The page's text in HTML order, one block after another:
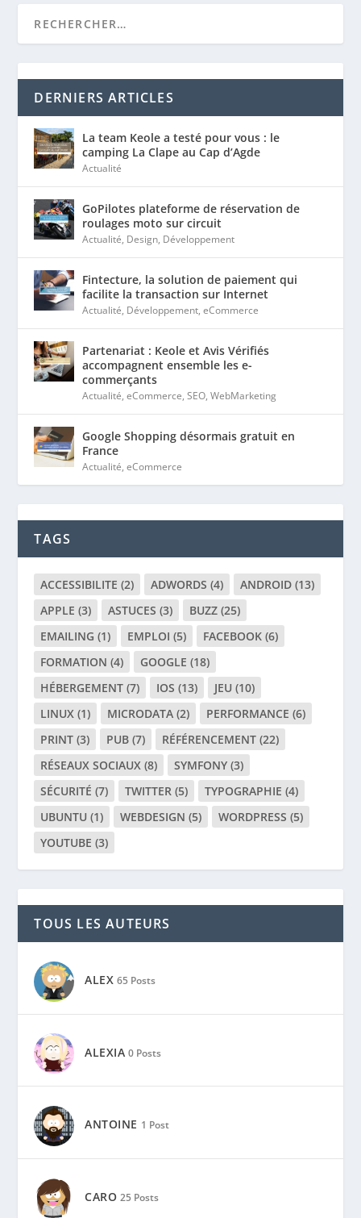
DERNIERS ARTICLES
La team Keole a testé pour vous : le
camping La Clape au Cap d’Agde
Actualité
GoPilotes plateforme de réservation de
roulages moto sur circuit
Actualité, Design, Développement
Fintecture, la solution de paiement qui
facilite la transaction sur Internet
Actualité, Développement,eCommerce
Partenariat : Keole et Avis Vérifiés
accompagnent ensemble les e-
commerçants
Actualité,eCommerce,SEO,WebMarketing
Google Shopping désormais gratuit en
France
Actualité,eCommerce
TAGS
ACCESSIBILITE (2) ADWORDS (4) ANDROID (13)
APPLE (3) ASTUCES (3) BUZZ (25)
EMAILING (1) EMPLOI (5) FACEBOOK (6)
FORMATION (4) GOOGLE (18)
HÉBERGEMENT (7) IOS (13) JEU (10)
LINUX (1) MICRODATA (2) PERFORMANCE (6)
PRINT (3) PUB (7) RÉFÉRENCEMENT (22)
RÉSEAUX SOCIAUX (8) SYMFONY (3)
SÉCURITÉ (7) TWITTER (5) TYPOGRAPHIE (4)
UBUNTU (1) WEBDESIGN (5) WORDPRESS (5)
YOUTUBE (3)
TOUS LES AUTEURS
ALEX 65 Posts
ALEXIA 0 Posts
ANTOINE 1 Post
CARO 25 Posts